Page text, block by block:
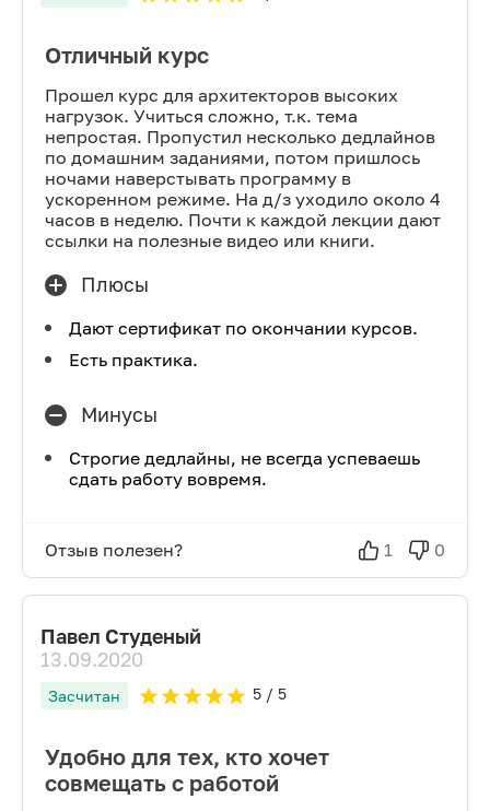
Отличный курс
Прошел курс для архитекторов высоких
нагрузок. Учиться сложно, т.к. тема
непростая. Пропустил несколько дедлайнов
по домашним заданиями, потом пришлось
ночами наверстывать программу в
ускоренном режиме. На д/з уходило около 4
часов в неделю. Почти к каждой лекции дают
ссылки на полезные видео или книги.
Плюсы
Дают сертификат по окончании курсов.
Есть практика.
Минусы
Строгие дедлайны, не всегда успеваешь
сдать работу вовремя.
Отзыв полезен? 1 0
Павел Студеный
13.09.2020
Засчитан 5/ 5
Удобно для тех, кто хочет
совмещать с работой